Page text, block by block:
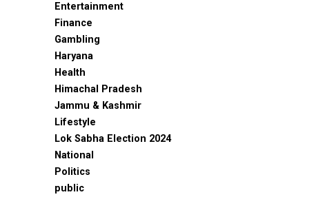
Entertainment
Finance
Gambling
Haryana
Health
Himachal Pradesh
Jammu & Kashmir
Lifestyle
Lok Sabha Election 2024
National
Politics
public